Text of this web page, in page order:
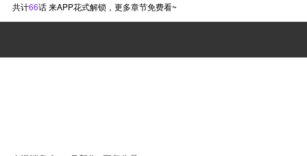
共计66话 来APP花式解锁，更多章节免费看~